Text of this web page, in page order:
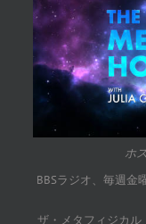
ホ
BBSラジオ、毎週金
ザ・メタフィジカル